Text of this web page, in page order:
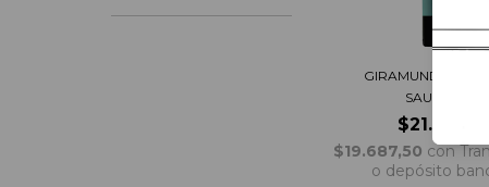
GIRAMUNDO
SAUVIGNON
$21.875,00
$19.687,50 con
o depósito